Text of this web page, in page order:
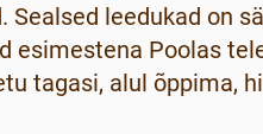
Sealsed leedukad on
esimestena Poolas
tagasi, alul õppima,